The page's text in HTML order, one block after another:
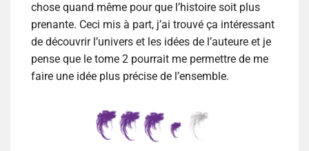
chose quand même pour que l’histoire soit plus
prenante. Ceci mis à part, j’ai trouvé ça intéressant
de découvrir l’univers et les idées de l’auteure et je
pense que le tome 2 pourrait me permettre de me
faire une idée plus précise de l’ensemble.